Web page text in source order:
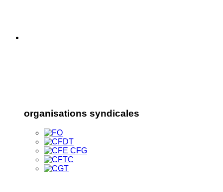
organisations syndicales